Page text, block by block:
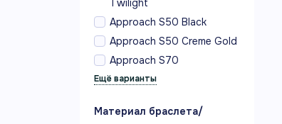
Approach S50 Black
Approach S50 Creme Gold
Approach S70
Материал браслета/